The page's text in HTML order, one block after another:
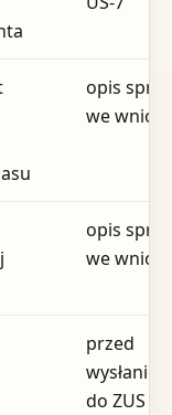
opis
we
opis
we
przed
do ZUS